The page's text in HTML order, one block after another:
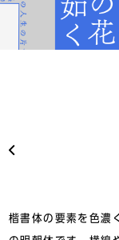
楷書体の要素を色濃